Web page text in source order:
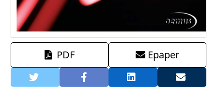
PDF Epaper